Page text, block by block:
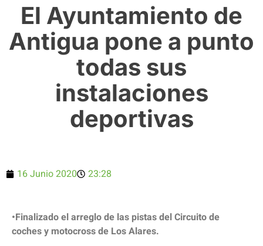
El Ayuntamiento de
Antigua pone a punto
todas sus
instalaciones
deportivas
16 Junio 2020 23:28
•Finalizado el arreglo de las pistas del Circuito de
coches y motocross de Los Alares.